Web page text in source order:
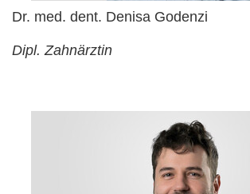
Dr. med. dent. Denisa Godenzi
Dipl. Zahnärztin